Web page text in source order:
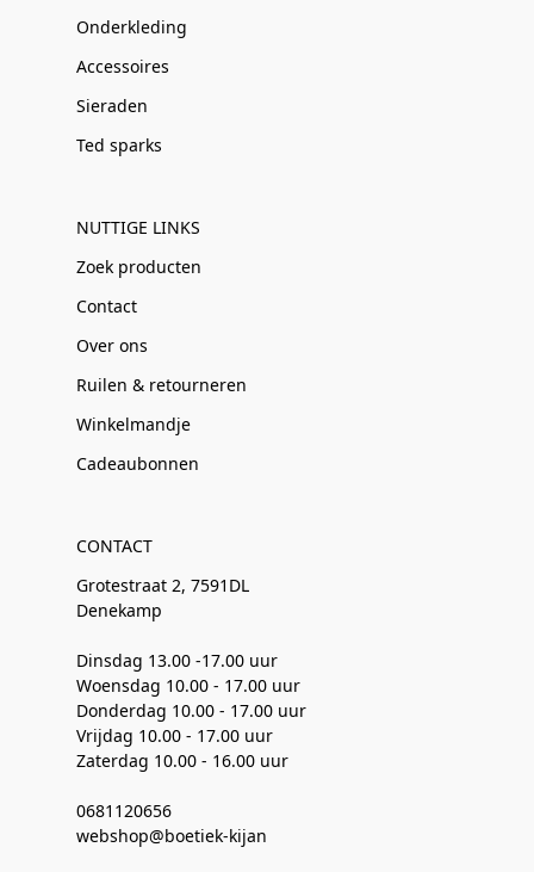
Onderkleding
Accessoires
Sieraden
Ted sparks
NUTTIGE LINKS
Zoek producten
Contact
Over ons
Ruilen & retourneren
Winkelmandje
Cadeaubonnen
CONTACT
Grotestraat 2, 7591DL
Denekamp
Dinsdag 13.00 -17.00 uur
Woensdag 10.00 - 17.00 uur
Donderdag 10.00 - 17.00 uur
Vrijdag 10.00 - 17.00 uur
Zaterdag 10.00 - 16.00 uur
0681120656
webshop@boetiek-kijan